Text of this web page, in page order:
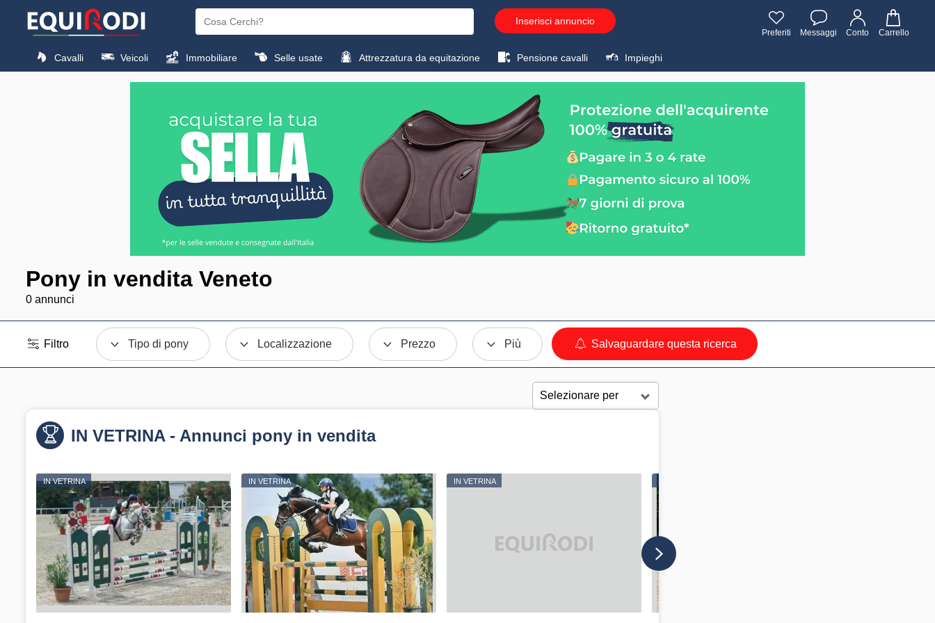
Inserisci annuncio
Preferiti Messaggi Conto Carrello
Cavalli Veicoli Immobiliare Selle usate Attrezzatura da equitazione Pensione cavalli Impieghi
Pony in vendita Veneto
0 annunci
Filtro Tipo di pony Localizzazione Prezzo Più Salvaguardare questa ricerca
IN VETRINA - Annunci pony in vendita
IN VETRINA IN VETRINA IN VETRINA